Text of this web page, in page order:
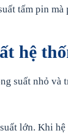
tấm pin
hệ
suất nhỏ
lớn. Khi